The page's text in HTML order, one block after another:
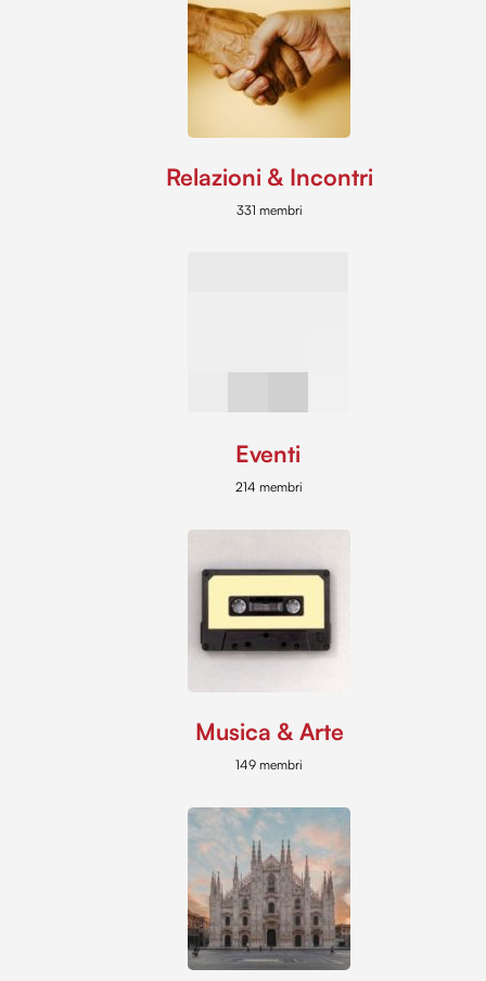
Relazioni & Incontri
331 membri
Eventi
214 membri
Musica & Arte
149 membri